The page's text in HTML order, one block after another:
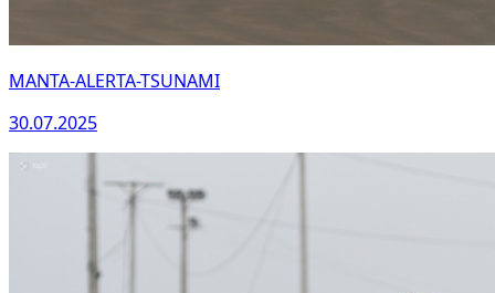
MANTA-ALERTA-TSUNAMI
30.07.2025